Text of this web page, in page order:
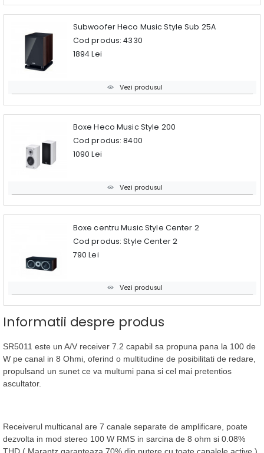
Subwoofer Heco Music Style Sub 25A
Cod produs: 4330
1894 Lei
Vezi produsul
Boxe Heco Music Style 200
Cod produs: 8400
1090 Lei
Vezi produsul
Boxe centru Music Style Center 2
Cod produs: Style Center 2
790 Lei
Vezi produsul
Informatii despre produs
SR5011 este un A/V receiver 7.2 capabil sa propuna pana la 100 de
W pe canal in 8 Ohmi, oferind o multitudine de posibilitati de redare,
propulsand un sunet ce va multumi pana si cel mai pretentios
ascultator.
Receiverul multicanal are 7 canale separate de amplificare, poate
dezvolta in mod stereo 100 W RMS in sarcina de 8 ohm si 0.08%